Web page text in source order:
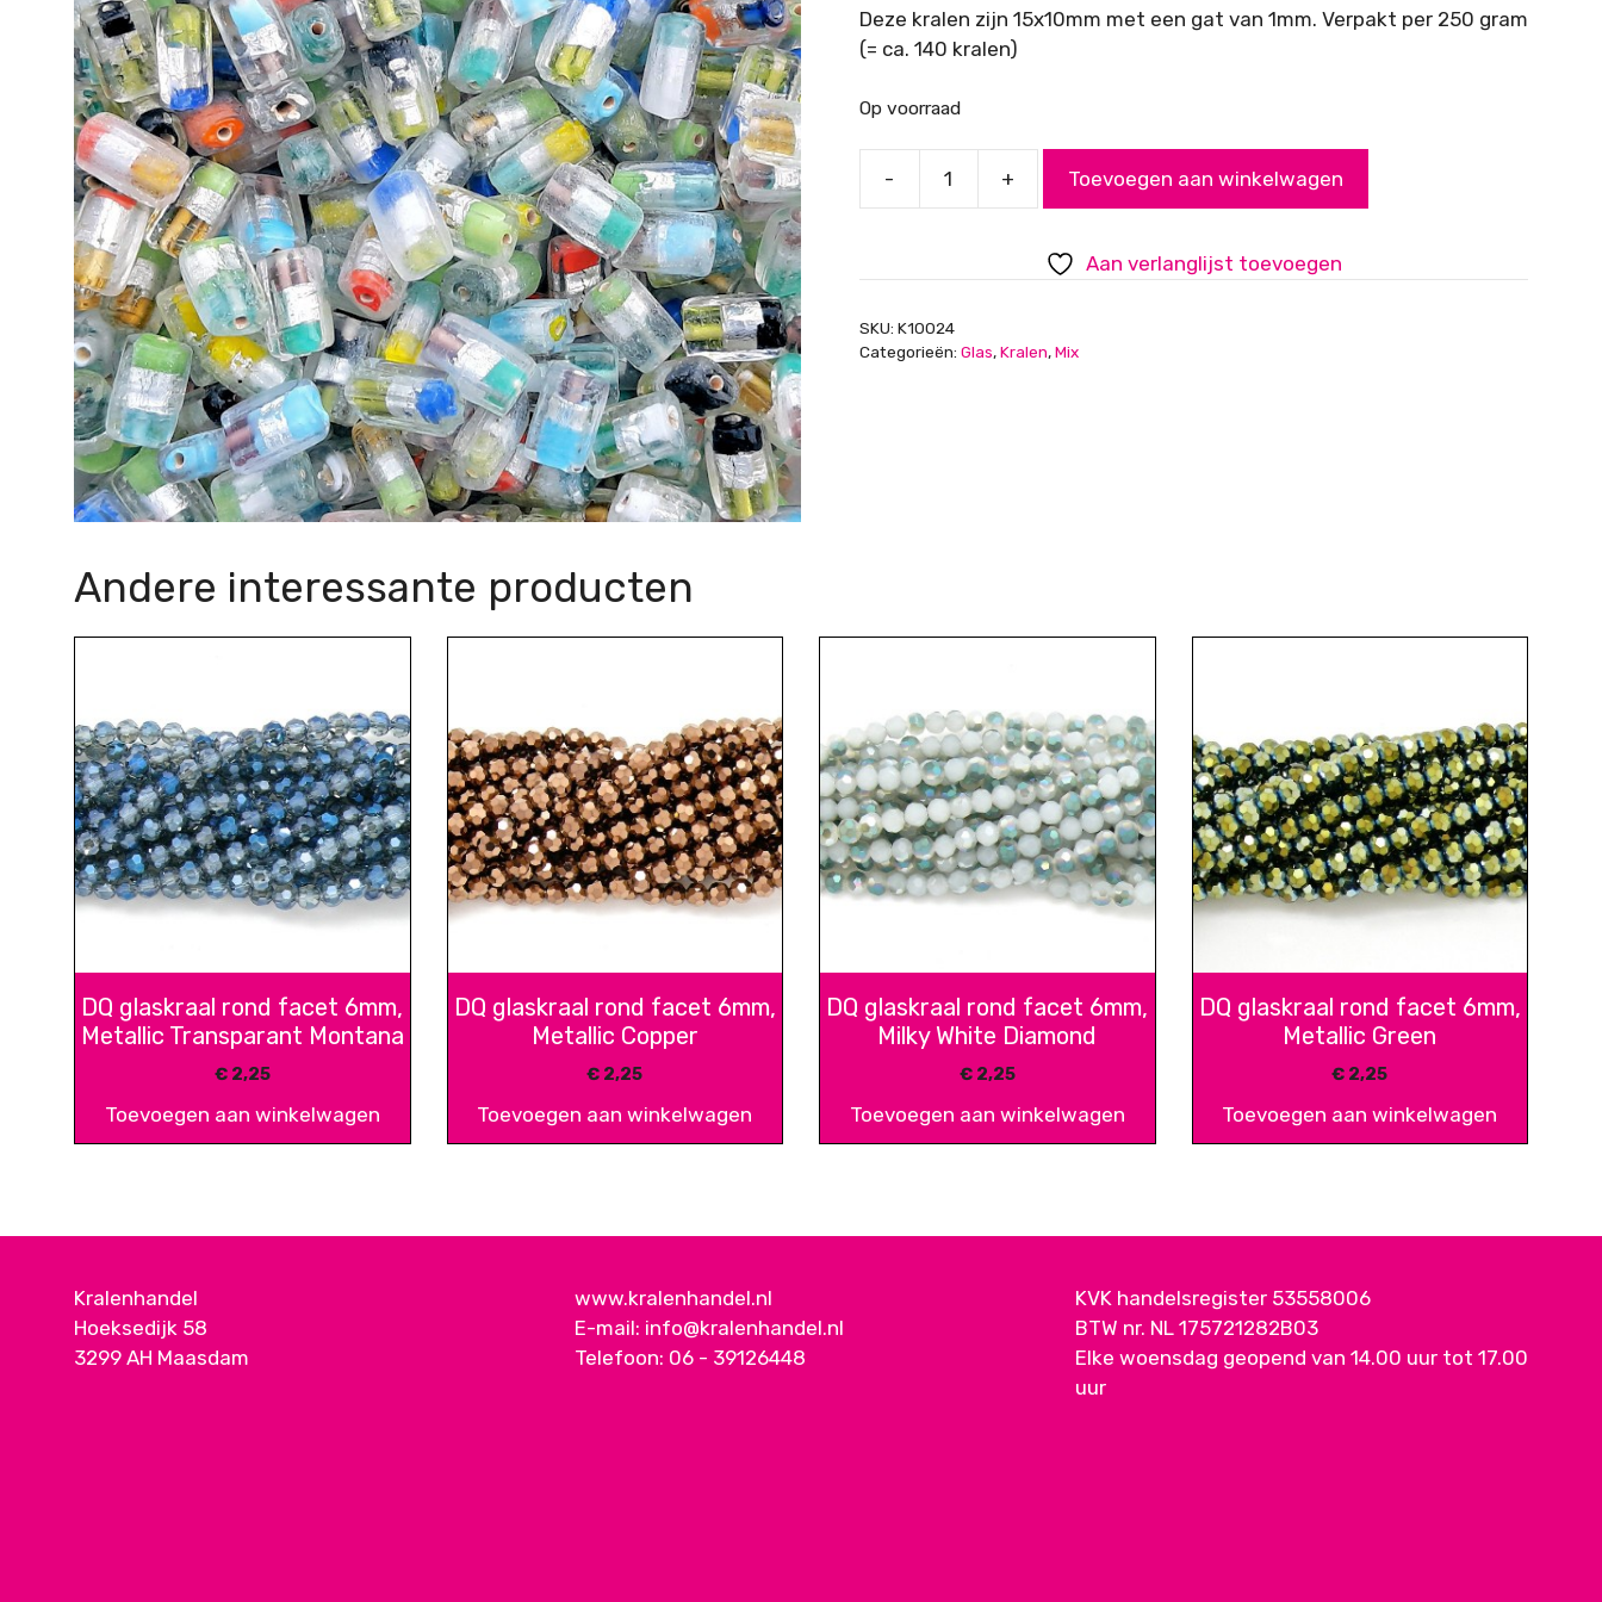
Deze kralen zijn 15x10mm met een gat van 1mm. Verpakt per 250 gram
(= ca. 140 kralen)
Op voorraad
-
Glaskralenmix,
rechthoekig
+ Toevoegen aan winkelwagen
Aan verlanglijst toevoegen
SKU: K10024
Categorieën: Glas,Kralen,Mix
Andere interessante producten
DQ glaskraal rond facet 6mm,
Metallic Transparant Montana
€2,25
Toevoegen aan winkelwagen
DQ glaskraal rond facet 6mm,
Metallic Copper
€ 2,25
Toevoegen aan winkelwagen
DQ glaskraal rond facet 6mm,
Milky White Diamond
€2,25
Toevoegen aan winkelwagen
DQ glaskraal rond facet 6mm,
Metallic Green
€ 2,25
Toevoegen aan winkelwagen
Kralenhandel
Hoeksedijk 58
3299 AH Maasdam
www.kralenhandel.nl
E-mail: info@kralenhandel.nl
Telefoon: 06 - 39126448
KVK handelsregister 53558006
BTW nr. NL 175721282B03
Elke woensdag geopend van 14.00 uur tot 17.00
uur